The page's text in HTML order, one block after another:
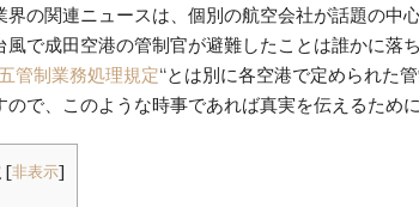
界の関連ニュースは、個別の航空会社が話題の中
風で成田空港の管制官が避難したことは誰かに落
管制業務処理規定“とは別に各空港で定められた
ので、このような時事であれば真実を伝えるため
[非表示]